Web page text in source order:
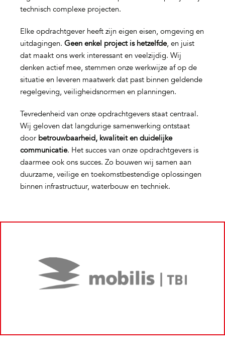
technisch complexe projecten.
Elke opdrachtgever heeft zijn eigen eisen, omgeving en
uitdagingen. Geen enkel project is hetzelfde, en juist
dat maakt ons werk interessant en veelzijdig. Wij
denken actief mee, stemmen onze werkwijze af op de
situatie en leveren maatwerk dat past binnen geldende
regelgeving, veiligheidsnormen en planningen.
Tevredenheid van onze opdrachtgevers staat centraal.
Wij geloven dat langdurige samenwerking ontstaat
door betrouwbaarheid, kwaliteit en duidelijke
communicatie. Het succes van onze opdrachtgevers is
daarmee ook ons succes. Zo bouwen wij samen aan
duurzame, veilige en toekomstbestendige oplossingen
binnen infrastructuur, waterbouw en techniek.